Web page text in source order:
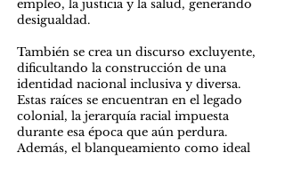
empleo, la justicia y la salud, generando
desigualdad.
También se crea un discurso excluyente,
dificultando la construcción de una
identidad nacional inclusiva y diversa.
Estas raíces se encuentran en el legado
colonial, la jerarquía racial impuesta
durante esa época que aún perdura.
Además, el blanqueamiento como ideal